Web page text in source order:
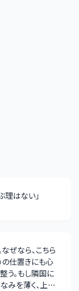
理はない」
ぜなら、こちら
の仕置きにも心
う。もし隣国に
みを薄く、上下